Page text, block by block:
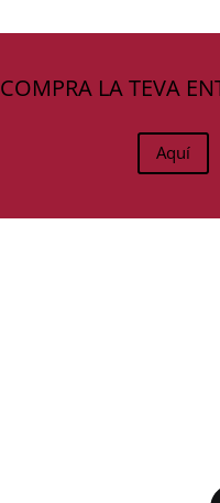
COMPRA LA TEVA
Aquí